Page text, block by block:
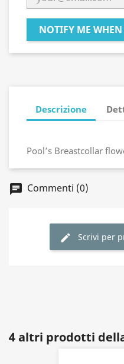
NOTIFY ME
Descrizione
Pool’s Breastcollar
Commenti (0)
Scrivi per
4 altri prodotti